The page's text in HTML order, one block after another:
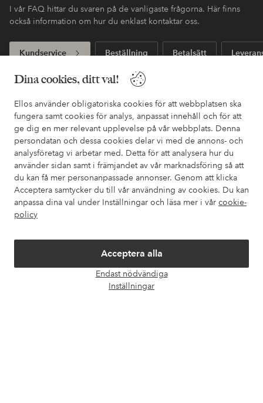
Dina cookies, ditt val!
Ellos använder obligatoriska cookies för att webbplatsen ska
fungera samt cookies för analys, anpassat innehåll och för att
ge dig en mer relevant upplevelse på vår webbplats. Denna
persondatan och dessa cookies delar vi med de annons- och
analysföretag vi arbetar med. Detta för att analysera hur du
använder sidan samt i främjandet av vår marknadsföring så att
du kan få mer personanpassade annonser. Genom att klicka
Acceptera samtycker du till vår användning av cookies. Du kan
anpassa dina val under Inställningar och läsa mer i vår cookie-
policy
Acceptera alla
Endast nödvändiga
Inställningar
I vår FAQ hittar du svaren på de vanligaste frågorna. Här finns
också information om hur du enklast kontaktar oss.
Kundservice Beställning Betalsätt
Mina sidor
Om Ellos
Våra tjänster